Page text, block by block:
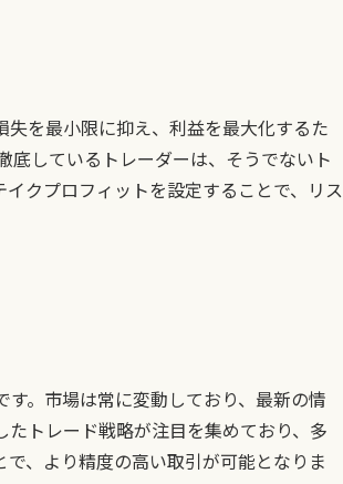
を最小限に抑え、利益を最大化するた
底しているトレーダーは、そうでないト
クプロフィットを設定することで、リス
。市場は常に変動しており、最新の情
トレード戦略が注目を集めており、多
、より精度の高い取引が可能となりま